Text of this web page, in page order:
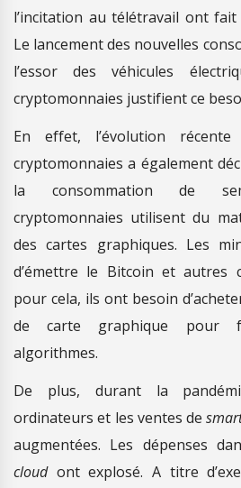
l’incitation au télétravail ont fait
Le lancement des nouvelles
l’essor des véhicules
cryptomonnaies justifient ce
En effet, l’évolution
cryptomonnaies a également
la consommation de
cryptomonnaies utilisent du
des cartes graphiques. Les
d’émettre le Bitcoin et autres
pour cela, ils ont besoin
de carte graphique pour
algorithmes.
De plus, durant la
ordinateurs et les ventes de
augmentées. Les dépenses
cloudont explosé. A titre